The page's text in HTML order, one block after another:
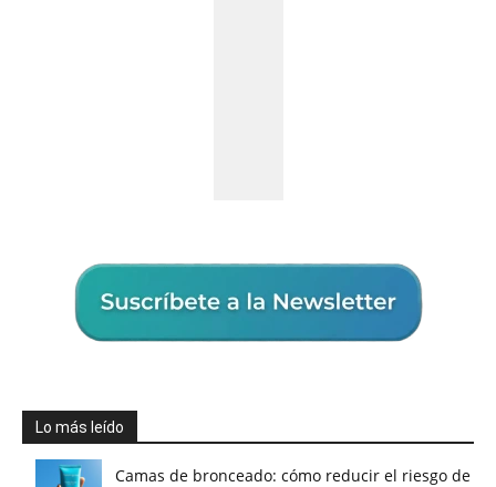
Lo más leído
Camas de bronceado: cómo reducir el riesgo de